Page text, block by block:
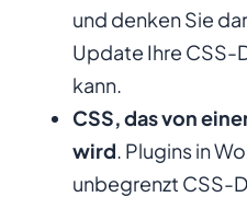
und denken Sie
Update Ihre CSS-
kann.
CSS, das von
wird. Plugins in
unbegrenzt CSS-